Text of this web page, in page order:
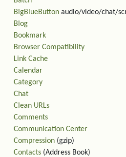
BigBlueButton audio/video/chat/
Blog
Bookmark
Browser Compatibility
Link Cache
Calendar
Category
Chat
Clean URLs
Comments
Communication Center
Compression (gzip)
Contacts (Address Book)